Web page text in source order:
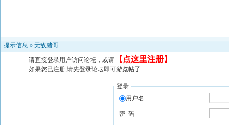
提示信息 » 无敌猪哥
请直接登录用户访问论坛，或请 【 点这里注册】
如果您已注册,请先登录论坛即可游览帖子
登录
用户名
密 码